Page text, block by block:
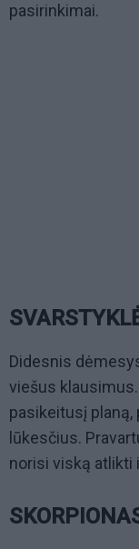
pasirinkimai.
Didesnis
viešus
pasikeitusį planą,
lūkesčius.
norisi viską atlikti